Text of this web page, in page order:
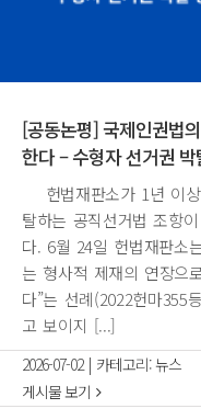
[공동논평] 국제인권법
한다 – 수형자 선거권
헌법재판소가 1년 이
탈하는 공직선거법 조항
다. 6월 24일 헌법재판소
는 형사적 제재의 연장으
다”는 선례(2022헌마355
고 보이지 [...]
2026-07-02 | 카테고리:뉴스
게시물 보기